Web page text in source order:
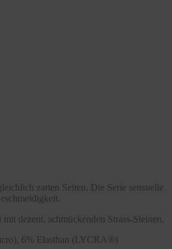
zarten Seiten. Die Serie sensuelle
dezent, schmückenden Strass-Steinen.
6% Elasthan (LYCRA®)